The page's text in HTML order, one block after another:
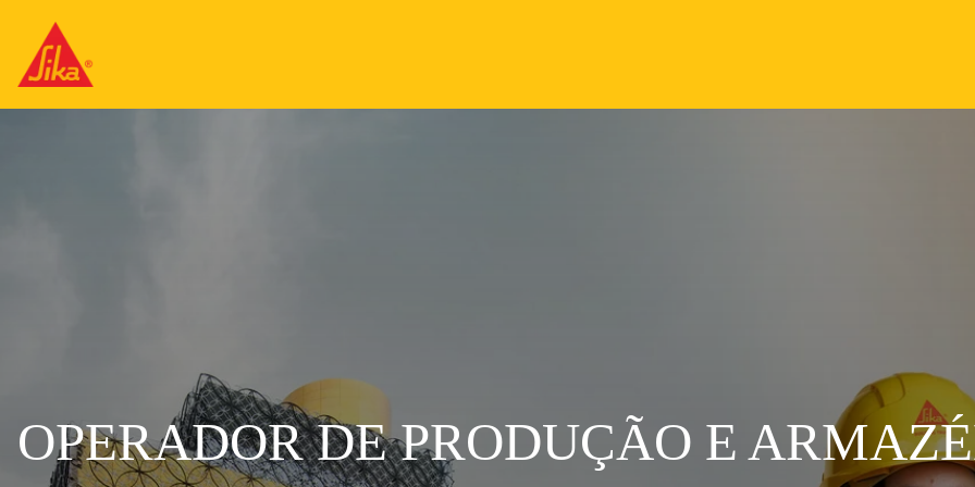
OPERADOR DE PRODUÇÃO E